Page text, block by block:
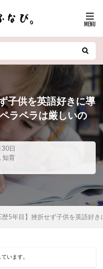
子供を英語好きに導
ラペラは厳しいの
日
, 知育
歴5年目】挫折せず子供を英語好
います。